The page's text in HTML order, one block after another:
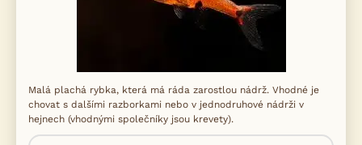
Malá plachá rybka, která má ráda zarostlou nádrž. Vhodné je
chovat s dalšími razborkami nebo v jednodruhové nádrži v
hejnech (vhodnými společníky jsou krevety).